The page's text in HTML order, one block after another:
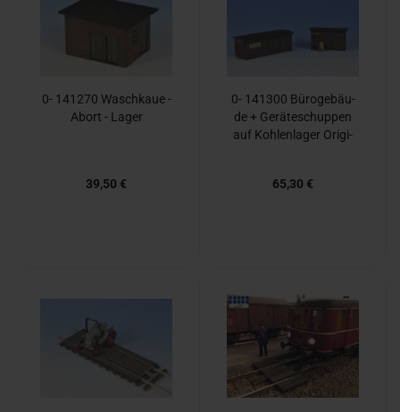
0- 141270 Wasch­kaue -
Abort - Lager
39,50 €
0- 141300 Bü­ro­ge­bäu­
de + Ge­rä­te­schup­pen
auf Koh­len­la­ger Ori­gi­
65,30 €